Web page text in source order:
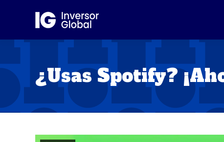
¿Usas Spotify?